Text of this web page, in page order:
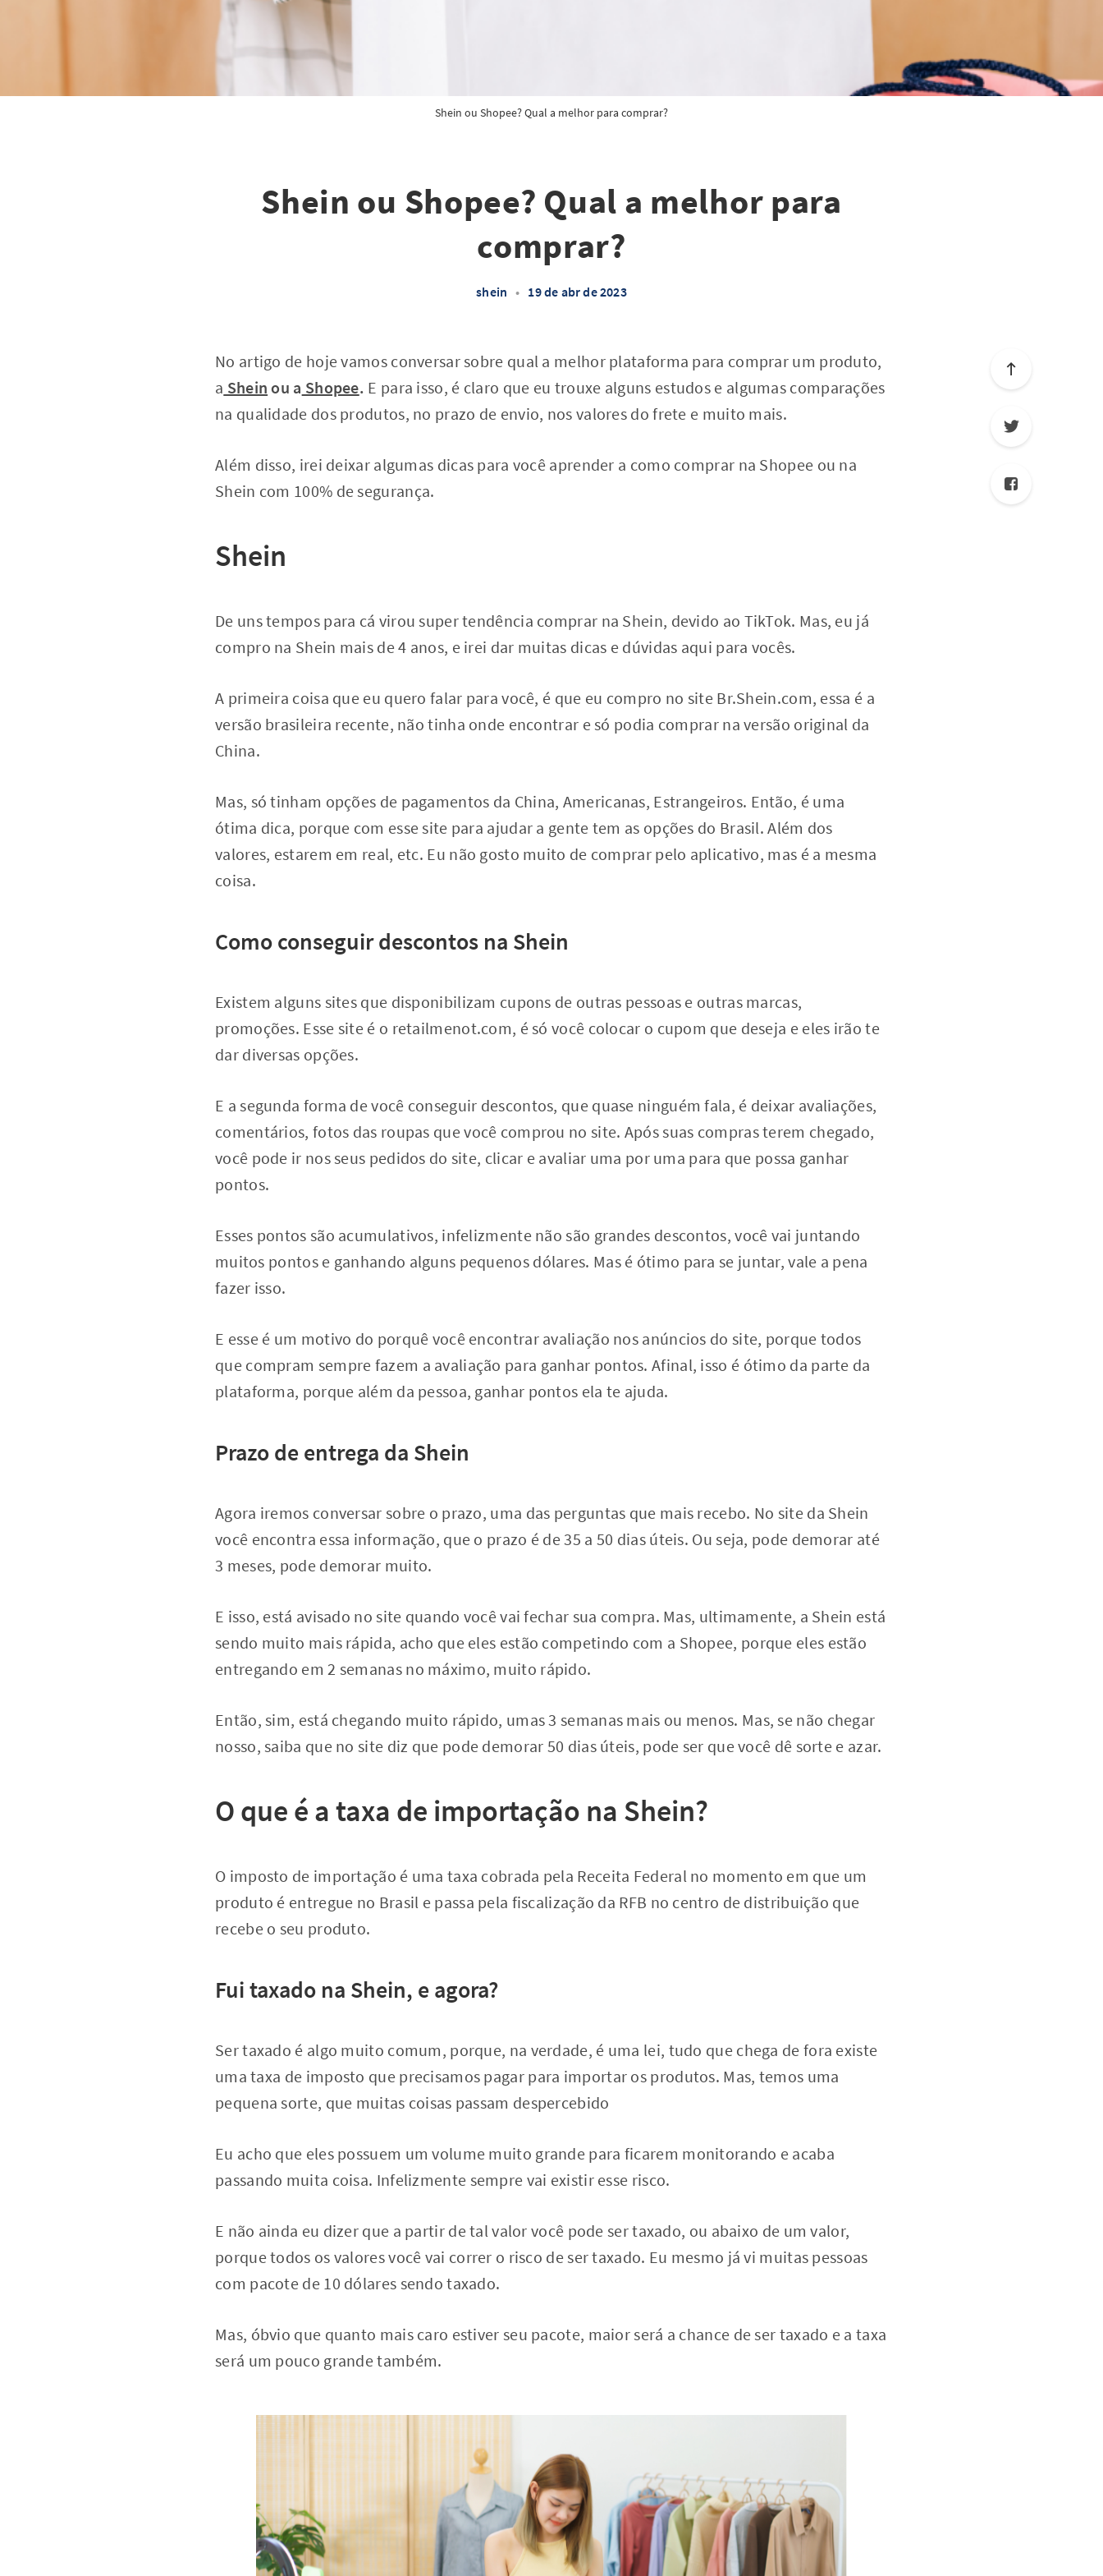
Shein ou Shopee? Qual a melhor para comprar?
Shein ou Shopee? Qual a melhor para
comprar?
shein • 19 de abr de 2023
No artigo de hoje vamos conversar sobre qual a melhor plataforma para comprar um produto,
a Shein ou a Shopee. E para isso, é claro que eu trouxe alguns estudos e algumas comparações
na qualidade dos produtos, no prazo de envio, nos valores do frete e muito mais.
Além disso, irei deixar algumas dicas para você aprender a como comprar na Shopee ou na
Shein com 100% de segurança.
Shein
De uns tempos para cá virou super tendência comprar na Shein, devido ao TikTok. Mas, eu já
compro na Shein mais de 4 anos, e irei dar muitas dicas e dúvidas aqui para vocês.
A primeira coisa que eu quero falar para você, é que eu compro no site Br.Shein.com, essa é a
versão brasileira recente, não tinha onde encontrar e só podia comprar na versão original da
China.
Mas, só tinham opções de pagamentos da China, Americanas, Estrangeiros. Então, é uma
ótima dica, porque com esse site para ajudar a gente tem as opções do Brasil. Além dos
valores, estarem em real, etc. Eu não gosto muito de comprar pelo aplicativo, mas é a mesma
coisa.
Como conseguir descontos na Shein
Existem alguns sites que disponibilizam cupons de outras pessoas e outras marcas,
promoções. Esse site é o retailmenot.com, é só você colocar o cupom que deseja e eles irão te
dar diversas opções.
E a segunda forma de você conseguir descontos, que quase ninguém fala, é deixar avaliações,
comentários, fotos das roupas que você comprou no site. Após suas compras terem chegado,
você pode ir nos seus pedidos do site, clicar e avaliar uma por uma para que possa ganhar
pontos.
Esses pontos são acumulativos, infelizmente não são grandes descontos, você vai juntando
muitos pontos e ganhando alguns pequenos dólares. Mas é ótimo para se juntar, vale a pena
fazer isso.
E esse é um motivo do porquê você encontrar avaliação nos anúncios do site, porque todos
que compram sempre fazem a avaliação para ganhar pontos. Afinal, isso é ótimo da parte da
plataforma, porque além da pessoa, ganhar pontos ela te ajuda.
Prazo de entrega da Shein
Agora iremos conversar sobre o prazo, uma das perguntas que mais recebo. No site da Shein
você encontra essa informação, que o prazo é de 35 a 50 dias úteis. Ou seja, pode demorar até
3 meses, pode demorar muito.
E isso, está avisado no site quando você vai fechar sua compra. Mas, ultimamente, a Shein está
sendo muito mais rápida, acho que eles estão competindo com a Shopee, porque eles estão
entregando em 2 semanas no máximo, muito rápido.
Então, sim, está chegando muito rápido, umas 3 semanas mais ou menos. Mas, se não chegar
nosso, saiba que no site diz que pode demorar 50 dias úteis, pode ser que você dê sorte e azar.
O que é a taxa de importação na Shein?
O imposto de importação é uma taxa cobrada pela Receita Federal no momento em que um
produto é entregue no Brasil e passa pela fiscalização da RFB no centro de distribuição que
recebe o seu produto.
Fui taxado na Shein, e agora?
Ser taxado é algo muito comum, porque, na verdade, é uma lei, tudo que chega de fora existe
uma taxa de imposto que precisamos pagar para importar os produtos. Mas, temos uma
pequena sorte, que muitas coisas passam despercebido
Eu acho que eles possuem um volume muito grande para ficarem monitorando e acaba
passando muita coisa. Infelizmente sempre vai existir esse risco.
E não ainda eu dizer que a partir de tal valor você pode ser taxado, ou abaixo de um valor,
porque todos os valores você vai correr o risco de ser taxado. Eu mesmo já vi muitas pessoas
com pacote de 10 dólares sendo taxado.
Mas, óbvio que quanto mais caro estiver seu pacote, maior será a chance de ser taxado e a taxa
será um pouco grande também.